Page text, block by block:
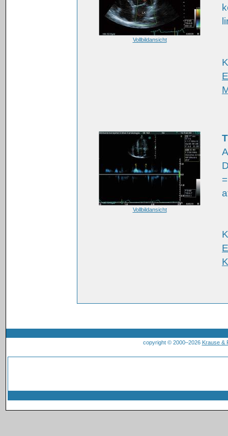
Vollbildansicht
Vollbildansicht
copyright © 2000–2026 Krause &